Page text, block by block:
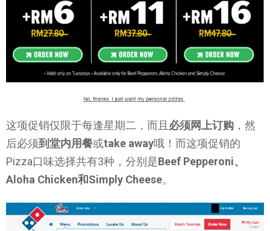
这项促销仅限于每逢星期二，而且 必须网上订购 ，然
后必须到堂内用餐或take away哦！而这项促销的
Pizza口味选择共有3种，分别是Beef Pepperoni、
Aloha Chicken和Simply Cheese。